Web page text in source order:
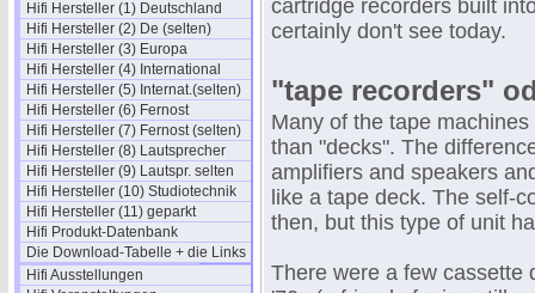
Hifi Hersteller (1) Deutschland
Hifi Hersteller (2) De (selten)
Hifi Hersteller (3) Europa
Hifi Hersteller (4) International
Hifi Hersteller (5) Internat.(selten)
Hifi Hersteller (6) Fernost
Hifi Hersteller (7) Fernost (selten)
Hifi Hersteller (8) Lautsprecher
Hifi Hersteller (9) Lautspr. selten
Hifi Hersteller (10) Studiotechnik
Hifi Hersteller (11) geparkt
Hifi Produkt-Datenbank
Die Download-Tabelle + die Links
Hifi Ausstellungen
cartridge recorders built
certainly don't see today.
"tape recorders"
Many of the tape
than "decks". The
amplifiers and speakers
like a tape deck. The self-
then, but this type of unit
There were a few cassette